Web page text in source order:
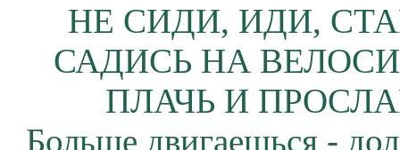
НЕ СИДИ, ИДИ,
САДИСЬ НА
ПЛАЧЬ И
Больше двигаешься -